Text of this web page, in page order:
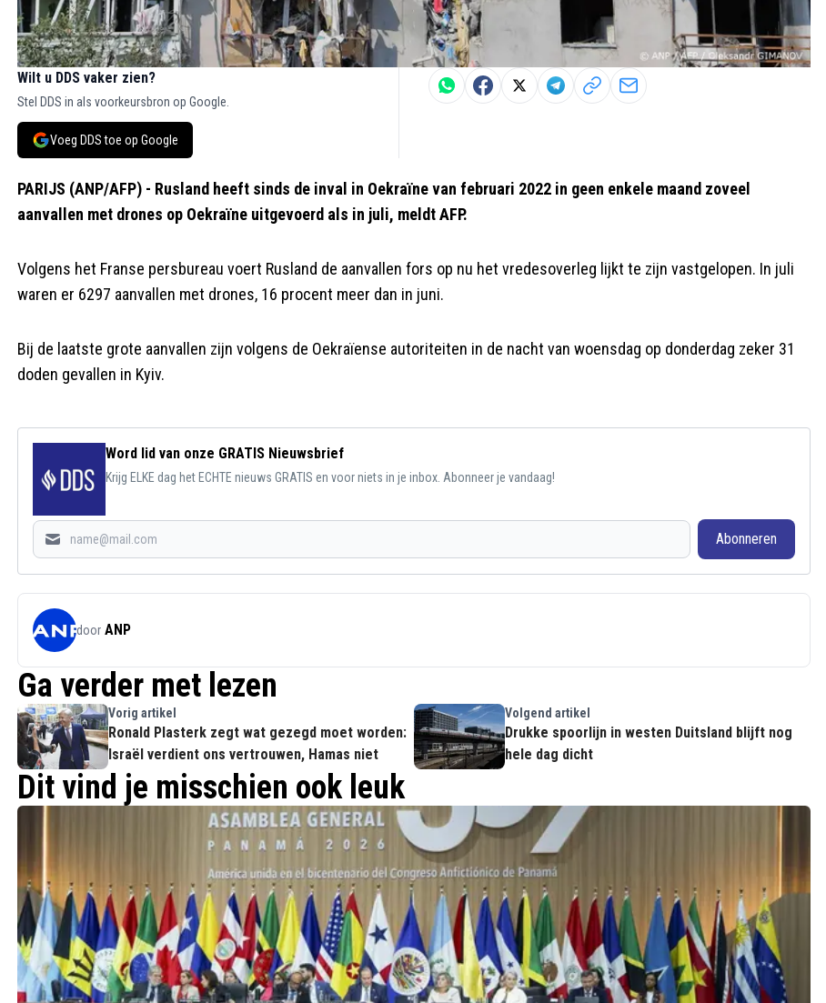
Wilt u DDS vaker zien?
Stel DDS in als voorkeursbron op Google.
Voeg DDS toe op Google
PARIJS (ANP/AFP) - Rusland heeft sinds de inval in Oekraïne van februari 2022 in geen enkele maand zoveel
aanvallen met drones op Oekraïne uitgevoerd als in juli, meldt AFP.
Volgens het Franse persbureau voert Rusland de aanvallen fors op nu het vredesoverleg lijkt te zijn vastgelopen. In juli
waren er 6297 aanvallen met drones, 16 procent meer dan in juni.
Bij de laatste grote aanvallen zijn volgens de Oekraïense autoriteiten in de nacht van woensdag op donderdag zeker 31
doden gevallen in Kyiv.
Word lid van onze GRATIS Nieuwsbrief
Krijg ELKE dag het ECHTE nieuws GRATIS en voor niets in je inbox. Abonneer je vandaag!
Abonneren
door ANP
Ga verder met lezen
Vorig artikel
Ronald Plasterk zegt wat gezegd moet worden:
Israël verdient ons vertrouwen, Hamas niet
Volgend artikel
Drukke spoorlijn in westen Duitsland blijft nog
hele dag dicht
Dit vind je misschien ook leuk